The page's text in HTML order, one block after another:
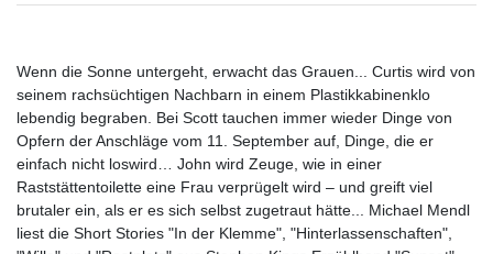
Wenn die Sonne untergeht, erwacht das Grauen... Curtis wird von
seinem rachsüchtigen Nachbarn in einem Plastikkabinenklo
lebendig begraben. Bei Scott tauchen immer wieder Dinge von
Opfern der Anschläge vom 11. September auf, Dinge, die er
einfach nicht loswird… John wird Zeuge, wie in einer
Raststättentoilette eine Frau verprügelt wird – und greift viel
brutaler ein, als er es sich selbst zugetraut hätte... Michael Mendl
liest die Short Stories "In der Klemme", "Hinterlassenschaften",